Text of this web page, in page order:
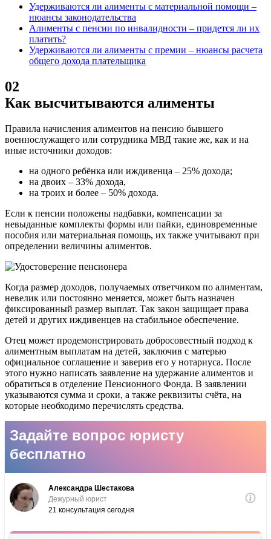
Удерживаются ли алименты с материальной помощи –
нюансы законодательства
Алименты с пенсии по инвалидности – придется ли их
платить?
Удерживаются ли алименты с премии – нюансы расчета
общего дохода плательщика
02
Как высчитываются алименты
Правила начисления алиментов на пенсию бывшего
военнослужащего или сотрудника МВД такие же, как и на
иные источники доходов:
на одного ребёнка или иждивенца – 25% дохода;
на двоих – 33% дохода,
на троих и более – 50% дохода.
Если к пенсии положены надбавки, компенсации за
невыданные комплекты формы или пайки, единовременные
пособия или материальная помощь, их также учитывают при
определении величины алиментов.
Когда размер доходов, получаемых ответчиком по алиментам,
невелик или постоянно меняется, может быть назначен
фиксированный размер выплат. Так закон защищает права
детей и других иждивенцев на стабильное обеспечение.
Отец может продемонстрировать добросовестный подход к
алиментным выплатам на детей, заключив с матерью
официальное соглашение и заверив его у нотариуса. После
этого нужно написать заявление на удержание алиментов и
обратиться в отделение Пенсионного Фонда. В заявлении
указываются сумма и сроки, а также реквизиты счёта, на
которые необходимо перечислять средства.